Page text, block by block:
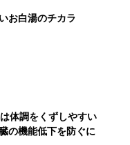
お白湯のチカラ
体調をくずしやすい
の機能低下を防ぐに